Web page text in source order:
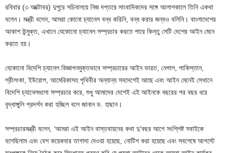
রবিবার (৩ অক্টোবর) দুপুরে সচিবালয়ে নিজ দপ্তরে সাংবাদিকদের সঙ্গে আলাপকালে তিনি একথা
বলেন। মন্ত্রী বলেন, আমরা কোনো চ্যানেল বন্ধ করিনি, বন্ধ করার জন্যও বলিনি। বাংলাদেশের
আকাশ উন্মুক্ত, এখানে যেকোনো চ্যানেল সম্প্রচার করতে পারে কিন্তু সেটি দেশের আইন মেনে
করতে হয়।
যেকোনো বিদেশি চ্যানেল বিজ্ঞাপনমুক্তভাবে সম্প্রচারের আইন ভারত, নেপাল, পাকিস্তান,
শ্রীলংকা, ইউরোপ, আমেরিকাসহ পৃথিবীর অন্যান্য সবদেশেই আছে এবং আইন মেনেই সেখানে
বিদেশি চ্যানেলগুলো সম্প্রচার করে, শুধু আমাদের দেশেই এই আইনকে বছরের পর বছর ধরে
বৃদ্ধাঙ্গুলি প্রদর্শন করা হচ্ছিল বলে জানান ড. হাছান।
সম্প্রচারমন্ত্রী বলেন, ‘আমরা এই আইন বাস্তবায়নের কথা দু’বছর আগে সংশ্লিষ্ট সবাইকে
বলেছিলাম এবং বেশ কয়েকবার তাগাদা দেওয়া হয়েছে, নোটিশ করা হয়েছে এবং সবশেষে আগস্টে